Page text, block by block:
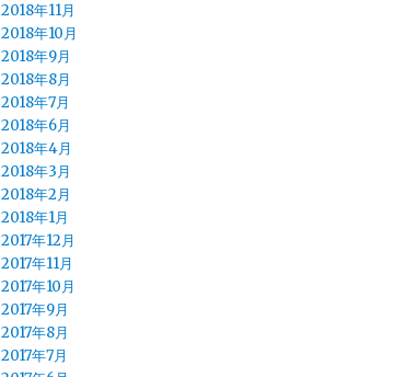
2018年11月
2018年10月
2018年9月
2018年8月
2018年7月
2018年6月
2018年4月
2018年3月
2018年2月
2018年1月
2017年12月
2017年11月
2017年10月
2017年9月
2017年8月
2017年7月